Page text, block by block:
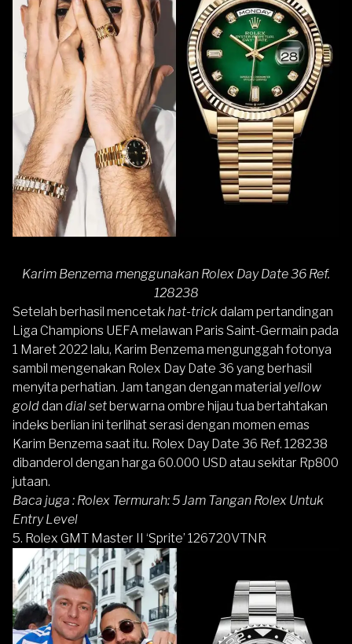
Karim Benzema menggunakan Rolex Day Date 36 Ref.
128238
Setelah berhasil mencetakhat-trickdalam pertandingan
Liga Champions UEFA melawan Paris Saint-Germain pada
1 Maret 2022 lalu, Karim Benzema mengunggah fotonya
sambil mengenakan Rolex Day Date 36 yang berhasil
menyita perhatian. Jam tangan dengan material yellow
golddan dial setberwarna ombre hijau tua bertahtakan
indeks berlian ini terlihat serasi dengan momen emas
Karim Benzema saat itu. Rolex Day Date 36 Ref. 128238
dibanderol dengan harga 60.000 USD atau sekitar Rp800
jutaan.
Baca juga : Rolex Termurah: 5 Jam Tangan Rolex Untuk
Entry Level
5. Rolex GMT Master II ‘Sprite’ 126720VTNR